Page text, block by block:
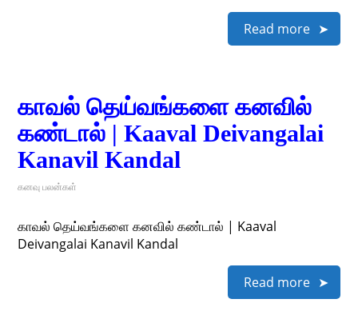
Read more
காவல் தெய்வங்களை கனவில்
கண்டால் | Kaaval Deivangalai
Kanavil Kandal
கனவு பலன்கள்
காவல் தெய்வங்களை கனவில் கண்டால் | Kaaval
Deivangalai Kanavil Kandal
Read more